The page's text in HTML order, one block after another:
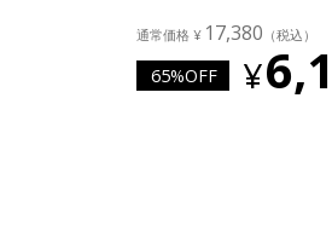
17,380
65%OFF